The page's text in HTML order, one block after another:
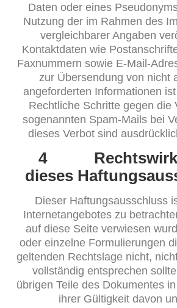
Daten oder eines
Nutzung der im Rahmen des
vergleichbarer Angaben
Kontaktdaten wie
Faxnummern sowie E-Mail-
zur Übersendung von nicht
angeforderten Informationen
Rechtliche Schritte gegen die
sogenannten Spam-Mails bei
dieses Verbot sind
4
dieses
Dieser Haftungsausschluss
Internetangebotes zu
auf diese Seite verwiesen
oder einzelne Formulierungen
geltenden Rechtslage nicht,
vollständig entsprechen
übrigen Teile des Dokumentes
ihrer Gültigkeit davon